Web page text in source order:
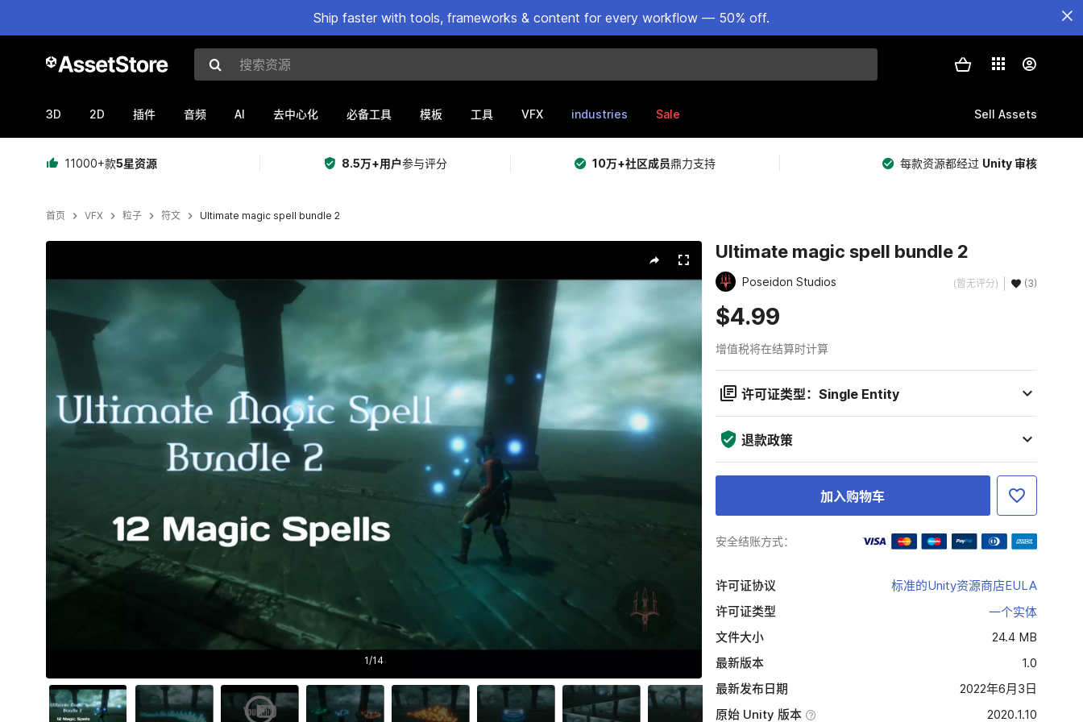
Ship faster with tools, frameworks & content for every workflow — 50% off.
搜索资源
3D 2D 插件 音频 AI 去中心化 必备工具 模板 工具 VFX industries Sale Sell Assets
11000+款5星资源 8.5万+用户参与评分 10万+社区成员鼎力支持 每款资源都经过 Unity 审核
首页 VFX 粒子 符文 Ultimate magic spell bundle 2
1/14
Ultimate magic spell bundle 2
Poseidon Studios (暂无评分) (3)
$4.99
增值税将在结算时计算
许可证类型：Single Entity
退款政策
加入购物车
安全结账方式：
许可证协议
标准的Unity资源商店EULA
许可证类型
一个实体
文件大小
24.4 MB
最新版本
1.0
最新发布日期
2022年6月3日
原始 Unity 版本
2020.1.10